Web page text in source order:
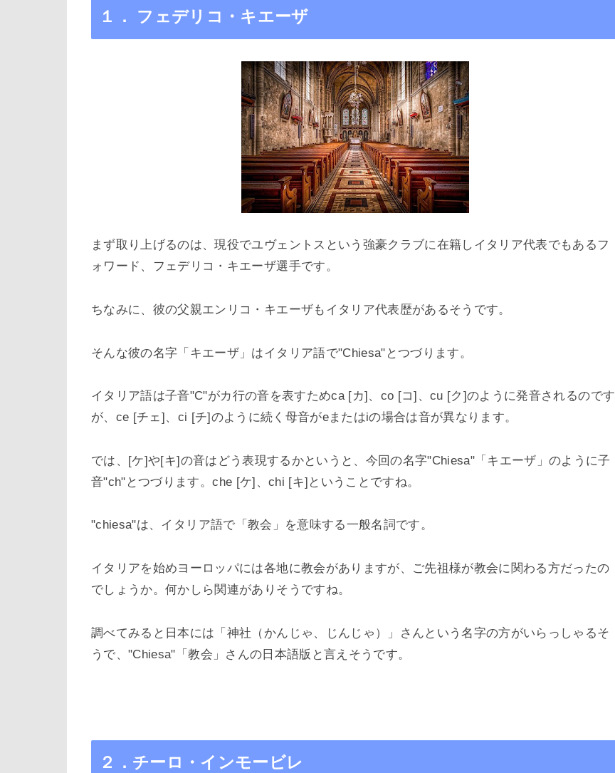
１． フェデリコ・キエーザ
まず取り上げるのは、現役でユヴェントスという強豪クラブに在籍しイタリア代表でもあるフ
ォワード、フェデリコ・キエーザ選手です。
ちなみに、彼の父親エンリコ・キエーザもイタリア代表歴があるそうです。
そんな彼の名字「キエーザ」はイタリア語で"Chiesa" とつづります。
イタリア語は子音"C"がカ行の音を表すためca [カ] 、 co [コ] 、cu [ク ]のように発音されるのです
が、 ce [チェ] 、 ci [チ] のように続く母音がeまたはiの場合は音が異なります。
では、 [ケ]や[キ]の音はどう表現するかというと、今回の名字"Chiesa" 「キエーザ」のように子
音"ch" とつづります。che [ケ] 、 chi [キ] ということですね。
"chiesa"は、イタリア語で「教会」を意味する一般名詞です。
イタリアを始めヨーロッパには各地に教会がありますが、ご先祖様が教会に関わる方だったの
でしょうか。何かしら関連がありそうですね。
調べてみると日本には「神社（かんじゃ、じんじゃ）」さんという名字の方がいらっしゃるそ
うで、"Chiesa" 「教会」さんの日本語版と言えそうです。
２．チーロ・インモービレ